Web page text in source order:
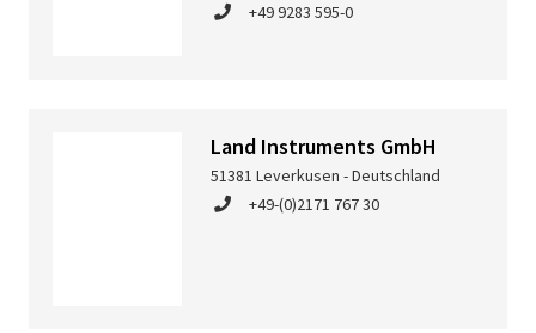
+49 9283 595-0
Land Instruments GmbH
51381 Leverkusen - Deutschland
+49-(0)2171 767 30